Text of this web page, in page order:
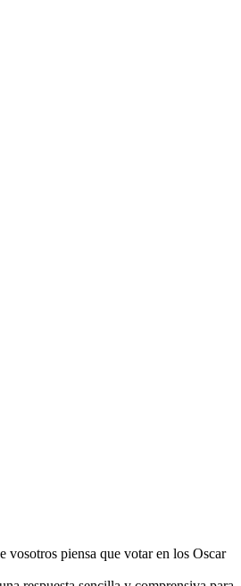
vosotros piensa que votar en los Oscar